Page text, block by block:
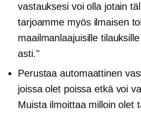
vastauksesi voi olla jotain
tarjoamme myös ilmaisen
maailmanlaajuisille
asti."
Perustaaautomaattinen
joissa olet poissa etkä voi
Muista ilmoittaa milloin olet